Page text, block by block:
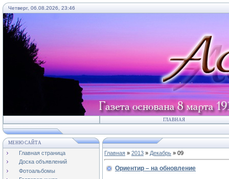
Четверг, 06.08.2026, 23:46
ГЛАВНАЯ
МЕНЮ САЙТА
Главная страница
Доска объявлений
Фотоальбомы
Главная » 2013 » Декабрь » 09
Ориентир – на обновление